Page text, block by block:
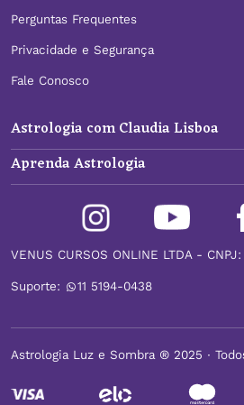
Perguntas Frequentes
Privacidade e Segurança
Fale Conosco
Astrologia com Claudia Lisboa
Aprenda Astrologia
VENUS CURSOS ONLINE LTDA -
Suporte: 11 5194-0438
Astrologia Luz e Sombra ® 2025 ∙